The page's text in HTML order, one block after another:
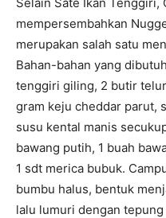
mempersembahkan
merupakan salah satu
Bahan-bahan yang
tenggiri giling, 2 butir
gram keju cheddar parut,
susu kental manis
bawang putih, 1 buah
1 sdt merica bubuk.
bumbu halus, bentuk
lalu lumuri dengan